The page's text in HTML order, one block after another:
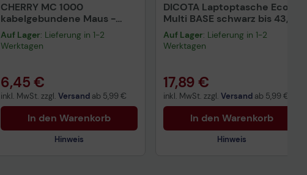
CHERRY MC 1000
kabelgebundene Maus -
schwarz
Auf Lager: Lieferung in 1-2
Werktagen
6,45 €
inkl. MwSt. zzgl. Versand ab 5,99 €
In den Warenkorb
Hinweis
DICOTA Laptoptasche Eco
Multi BASE schwarz bis 43,9
cm (17,3 Zoll)
Auf Lager: Lieferung in 1-2
Werktagen
17,89 €
inkl. MwSt. zzgl. Versand ab 5,99 €
In den Warenkorb
Hinweis